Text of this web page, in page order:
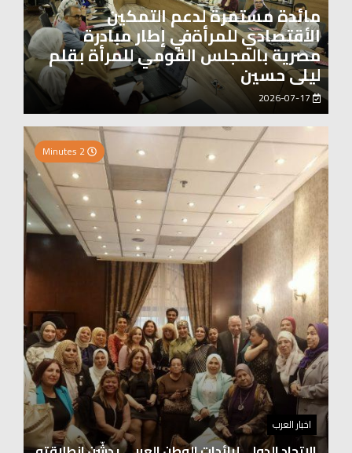
مائدة مستمرة لدعم التمكين
الأقتصادي للمرأةفي إطار مبادرة
مصرية بالمجلس القومي للمرأة بقلم
ليلى حسين
2026-07-17
اخبار العرب